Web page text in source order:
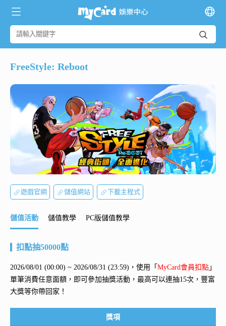
FreeStyle: Reboot
遊戲官網 儲值網站 下載主程式
儲值活動 儲值教學 PC版儲值教學
扣點抽50000點
2026/08/01 (00:00) ~ 2026/08/31 (23:59)，使用「 MyCard會員扣點 」
單筆消費任意面額，即可參加抽獎活動，最高可以連抽15次，豐富
大獎等你帶回家！
獎項